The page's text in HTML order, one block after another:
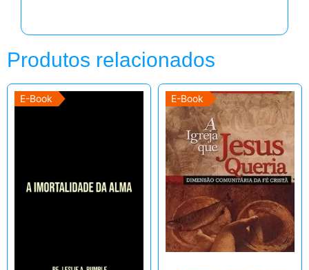
Produtos relacionados
E-Book E-Book